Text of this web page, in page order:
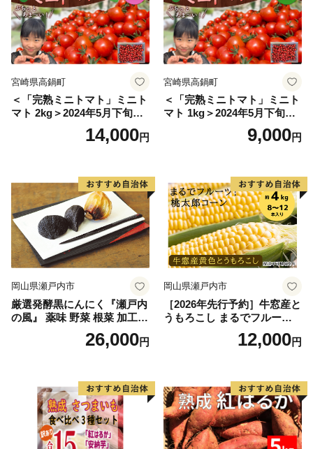
宮崎県高鍋町
＜「完熟ミニトマト」ミニト
マト 2kg＞2024年5月下旬迄
に順次出荷 野菜ソムリエサ
ミット アルル・リリカ共に
県 高鍋町産 産地直送 有機肥
料使用 高糖度 西森農園
14,000円
宮崎県高鍋町
＜「完熟ミニトマト」ミニト
マト 1kg＞2024年5月下旬迄
に順次出荷 野菜ソムリエサ
ミット アルル・リリカ共に
県 高鍋町産 産地直送 有機肥
料使用 高糖度 西森農園
9,000円
岡山県瀬戸内市
厳選発酵黒にんにく『瀬戸内
の風』 薬味 野菜 根菜 加工食
26,000円
岡山県瀬戸内市
［2026年先行予約］牛窓産と
うもろこし まるでフルー
ツ！最高糖度25度超え 生で
甘い、茹でて美味い！ 黄色
野菜
12,000円